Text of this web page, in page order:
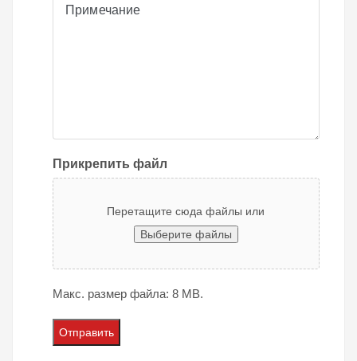
Примечание
Прикрепить файл
Перетащите сюда файлы или
Выберите файлы
Макс. размер файла: 8 MB.